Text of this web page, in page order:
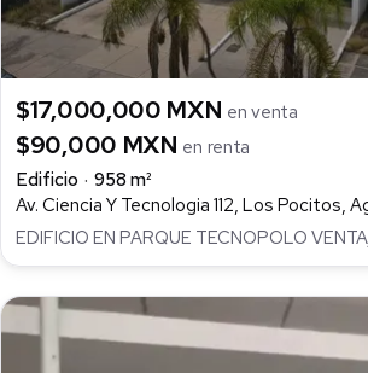
$17,000,000 MXN en venta
$90,000 MXN en renta
Edificio
958 m²
Av. Ciencia Y Tecnologia 112, Los Pocitos,
EDIFICIO EN PARQUE TECNOPOLO